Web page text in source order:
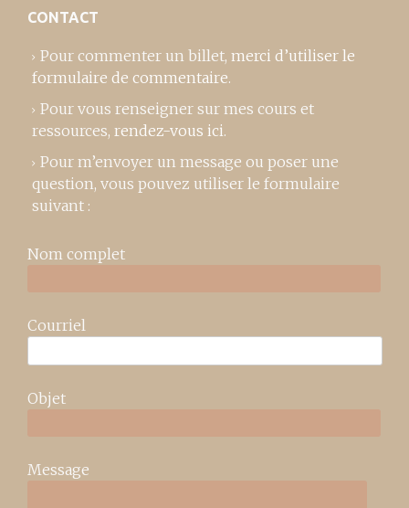
CONTACT
Pour commenter un billet, merci d’utiliser le
formulaire de commentaire.
Pour vous renseigner sur mes cours et
ressources, rendez-vous ici.
Pour m’envoyer un message ou poser une
question, vous pouvez utiliser le formulaire
suivant :
Nom complet
Courriel
Objet
Message